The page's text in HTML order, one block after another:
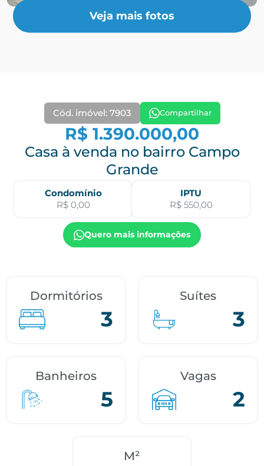
Veja mais fotos
Cód. imóvel: 7903 Compartilhar
R$ 1.390.000,00
Casa à venda no bairro Campo
Grande
Condomínio
R$ 0,00
IPTU
R$ 550,00
Quero mais informações
Dormitórios
3
Suítes
3
Banheiros
5
Vagas
2
M²